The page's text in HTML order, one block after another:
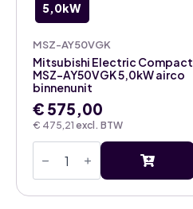
5,0kW
MSZ-AY50VGK
€ 475,21 excl. BTW
Mitsubishi Electric Compact
MSZ-AY50VGK 5,0kW airco
binnenunit
€ 575,00
Mitsubishi
Electric
MSZ-
AY50VGK